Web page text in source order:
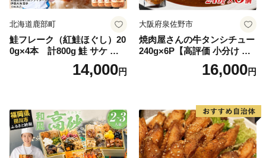
北海道鹿部町
鮭フレーク（紅鮭ほぐし）20
0g×4本 計800g 鮭 サケ 鮭
ほぐし サケフレーク シャケ
フレーク 鮭フレーク14,000円
大阪府泉佐野市
焼肉屋さんの牛タンシチュー
240g×6P【高評価 小分け 惣
菜 牛たん 一人暮らし 冷凍】
16,000円